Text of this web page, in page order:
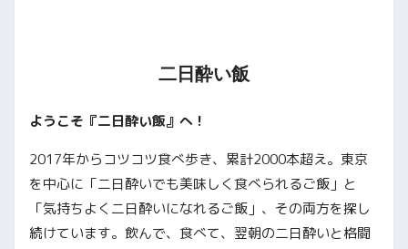
二日酔い飯
ようこそ『二日酔い飯』へ！
2017年からコツコツ食べ歩き、累計2000本超え。東京
を中心に「二日酔いでも美味しく食べられるご飯」と
「気持ちよく二日酔いになれるご飯」、その両方を探し
続けています。飲んで、食べて、翌朝の二日酔いと格闘